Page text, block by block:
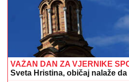
VAŽAN DAN ZA VJERNIKE
Sveta Hristina, običaj nalaže